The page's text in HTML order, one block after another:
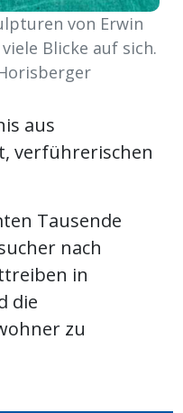
von Erwin
Blicke auf sich.
aus
verführerischen
Tausende
nach
in
die
zu